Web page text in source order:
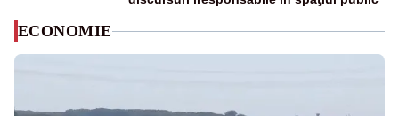
ECONOMIE